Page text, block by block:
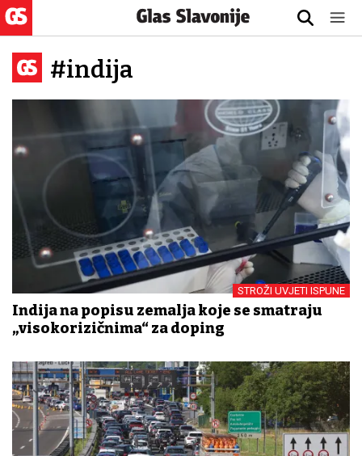
#indija
STROŽI UVJETI ISPUNE
Indija na popisu zemalja koje se smatraju
„visokorizičnima“ za doping